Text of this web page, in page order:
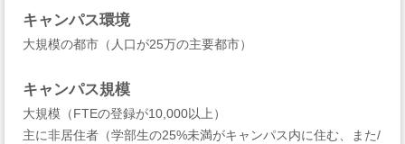
キャンパス環境
大規模の都市（人口が25万の主要都市）
キャンパス規模
大規模（FTEの登録が10,000以上）
主に非居住者（学部生の25%未満がキャンパス内に住む、また/